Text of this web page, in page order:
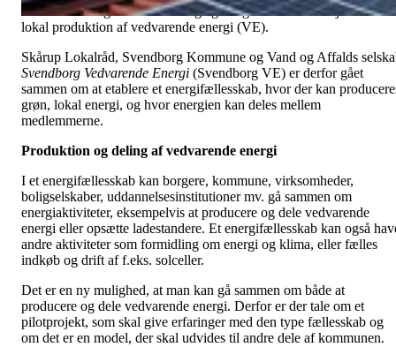
klimaforandringer – der er mange gode grunde til at arbejde med
lokal produktion af vedvarende energi (VE).
Skårup Lokalråd, Svendborg Kommune og Vand og Affalds
Svendborg Vedvarende Energi (Svendborg VE) er derfor gået
sammen om at etablere et energifællesskab, hvor der kan
grøn, lokal energi, og hvor energien kan deles mellem
medlemmerne.
Produktion og deling af vedvarende energi
I et energifællesskab kan borgere, kommune, virksomheder,
boligselskaber, uddannelsesinstitutioner mv. gå sammen om
energiaktiviteter, eksempelvis at producere og dele vedvarende
energi eller opsætte ladestandere. Et energifællesskab kan også
andre aktiviteter som formidling om energi og klima, eller fælles
indkøb og drift af f.eks. solceller.
Det er en ny mulighed, at man kan gå sammen om både at
producere og dele vedvarende energi. Derfor er der tale om et
pilotprojekt, som skal give erfaringer med den type fællesskab og
om det er en model, der skal udvides til andre dele af kommunen.